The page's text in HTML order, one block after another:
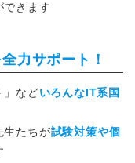
できます
力サポート！
」などいろんなIT系国
生たちが試験対策や個